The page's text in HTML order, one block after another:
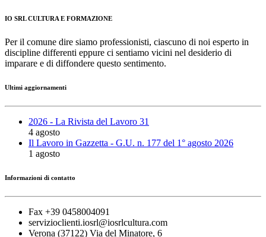
IO SRL CULTURA E FORMAZIONE
Per il comune dire siamo professionisti, ciascuno di noi esperto in
discipline differenti eppure ci sentiamo vicini nel desiderio di
imparare e di diffondere questo sentimento.
Ultimi aggiornamenti
2026 - La Rivista del Lavoro 31
4 agosto
Il Lavoro in Gazzetta - G.U. n. 177 del 1° agosto 2026
1 agosto
Informazioni di contatto
Fax +39 0458004091
servizioclienti.iosrl@iosrlcultura.com
Verona (37122) Via del Minatore, 6